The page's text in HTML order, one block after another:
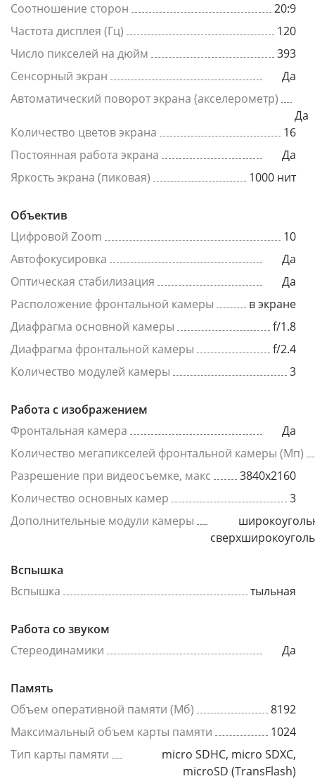
Соотношение сторон
20:9
Частота дисплея (Гц)
120
Число пикселей на дюйм
393
Сенсорный экран
Да
Автоматический поворот экрана (акселерометр)
Да
Количество цветов экрана
16
Постоянная работа экрана
Да
Яркость экрана (пиковая)
1000 нит
Объектив
Цифровой Zoom
10
Автофокусировка
Да
Оптическая стабилизация
Да
Расположение фронтальной камеры
в экране
Диафрагма основной камеры
f/1.8
Диафрагма фронтальной камеры
f/2.4
Количество модулей камеры
3
Работа с изображением
Фронтальная камера
Да
Количество мегапикселей фронтальной камеры (Мп)
Разрешение при видеосъемке, макс
3840x2160
Количество основных камер
3
Дополнительные модули камеры
Вспышка
Вспышка
тыльная
Работа со звуком
Стереодинамики
Да
Память
Объем оперативной памяти (Мб)
8192
Максимальный объем карты памяти
1024
Тип карты памяти
micro SDHC, micro SDXC,
microSD (TransFlash)